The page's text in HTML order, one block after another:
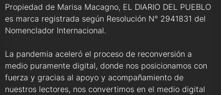
Propiedad de Marisa Macagno, EL DIARIO DEL PUEBLO
es marca registrada según Resolución N° 2941831 del
Nomenclador Internacional.
La pandemia aceleró el proceso de reconversión a
medio puramente digital, donde nos posicionamos con
fuerza y gracias al apoyo y acompañamiento de
nuestros lectores, nos convertimos en el medio digital